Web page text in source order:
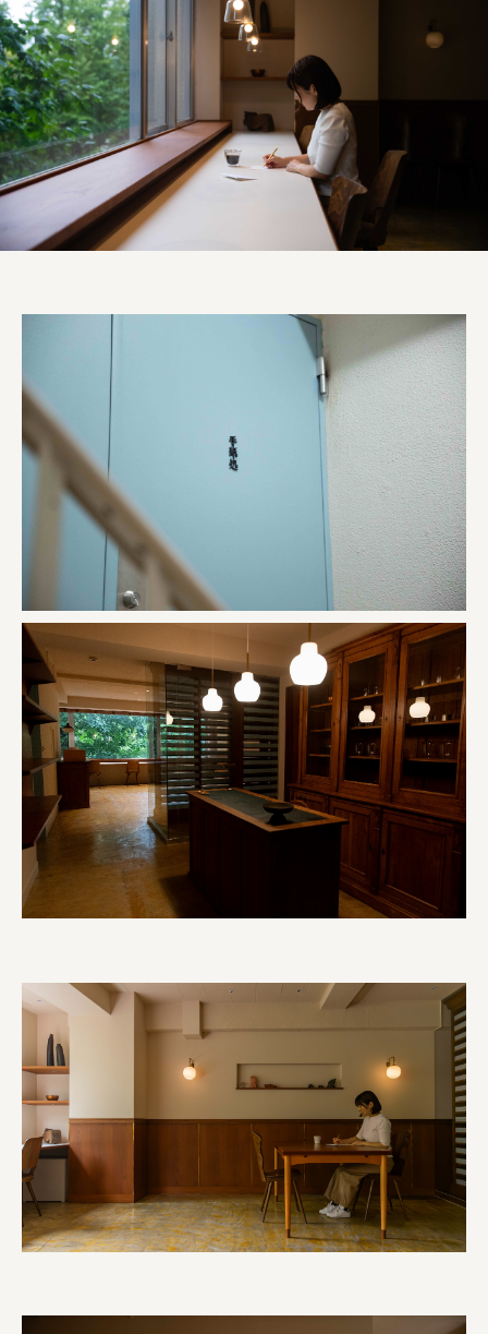
株式会社クイーンピスタチオ
JR東日本クロスステーション
株式会社ハッチ
株式会社リブロプラス
福島県商工会連合会
京セラ株式会社
オーナークライアント 日南市／設計・施工 株式会社乃
株式会社美らイチゴ
amirisu株式会社
SPACE COTAN株式会社 / 大樹町役場企画商工課航空宇
クワトロ Quattro
株式会社オレンジページ​
フジ物産株式会社
ユウキ食品株式会社, 株式会社ビーツ
お茶と酒たすき
野村不動産ビルディング株式会社
大堀相馬焼陶吉郎窯
株式会社ゼロワンブースター
叶や豆冨 大椙食品
株式会社 京都産業振興センター
旭酒造株式会社
日本出版販売株式会社
一般社団法人日本家具産業振興会、メッセフランクフル
フードバレーとかち首都圏プロモーション実行委員会
株式会社 中華・高橋
株式会社ITC
オクズミ商事
学校法人加藤学園